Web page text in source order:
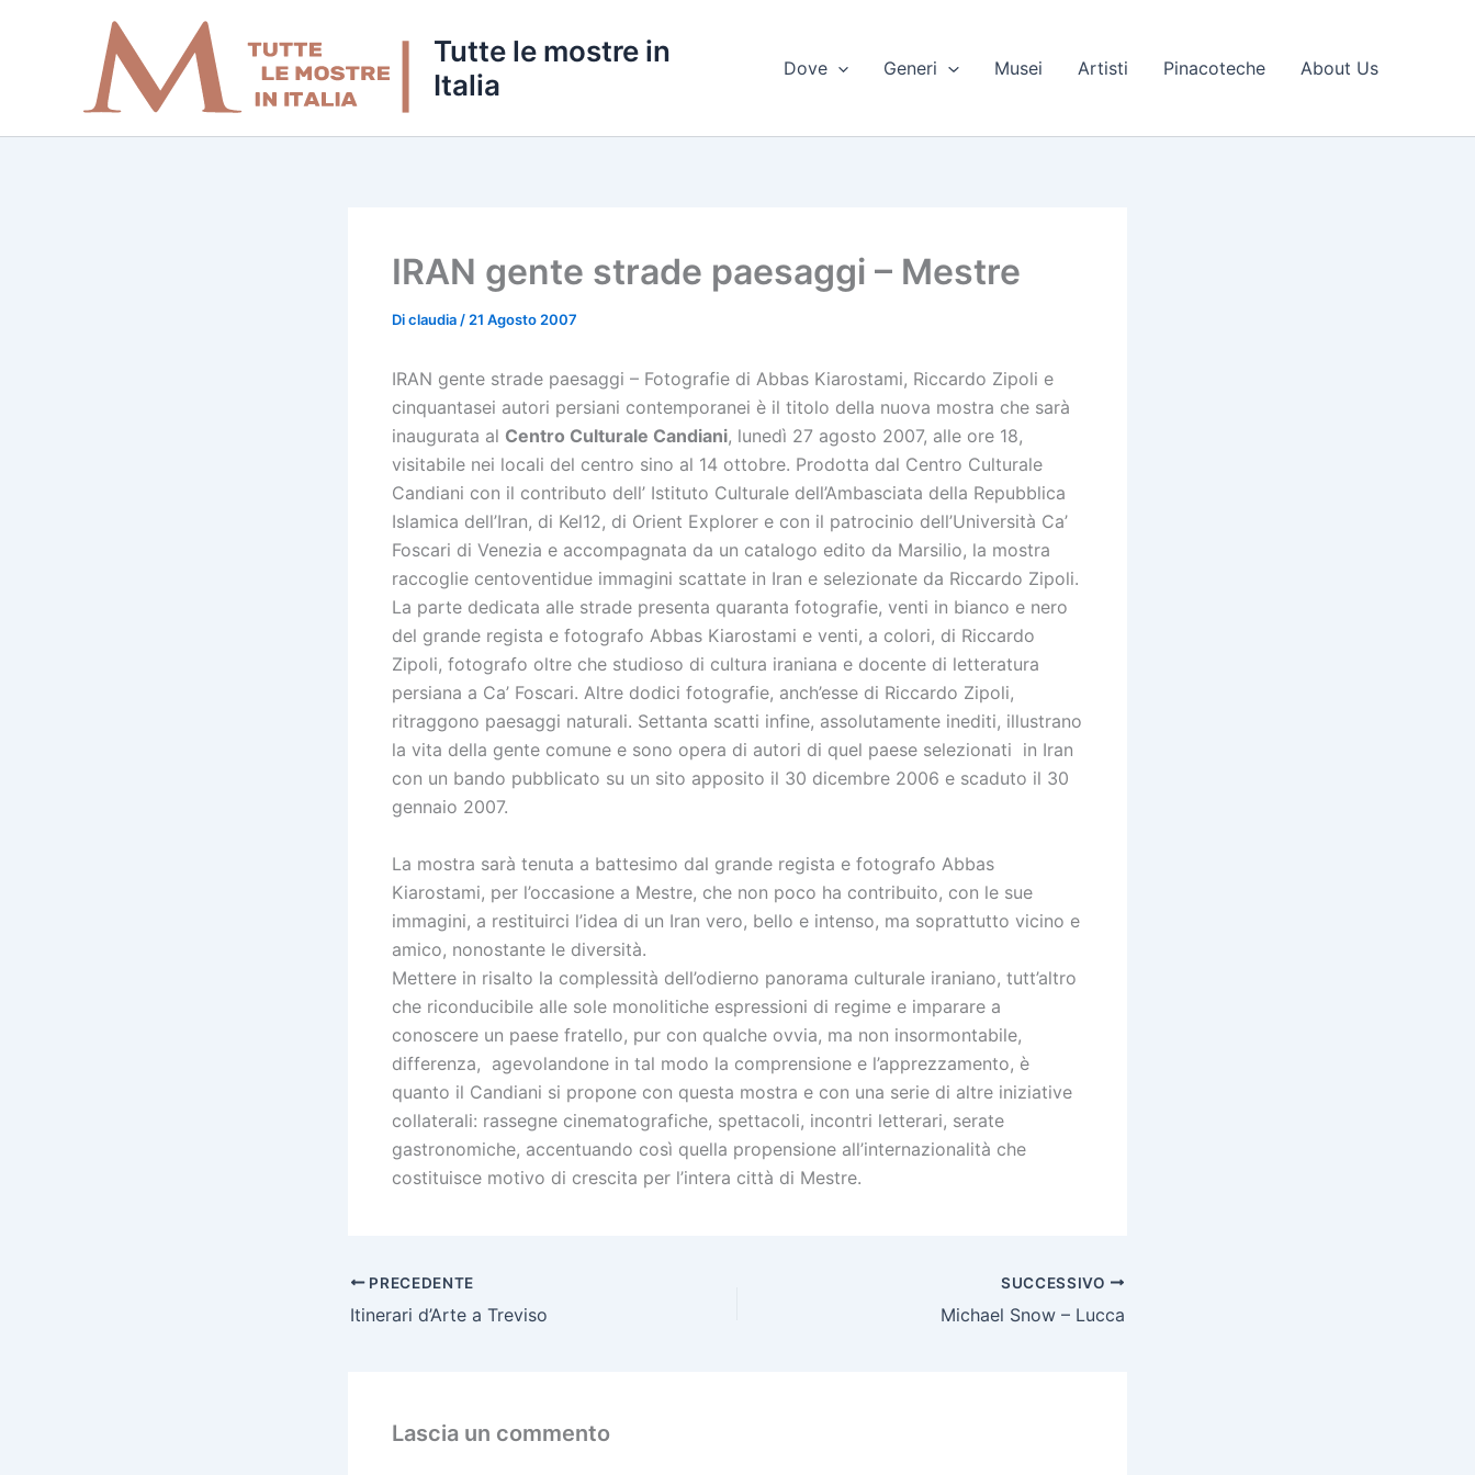
Tutte le mostre in
Italia
Dove Generi Musei Artisti Pinacoteche About Us
IRAN gente strade paesaggi – Mestre
Diclaudia/21 Agosto 2007
IRAN gente strade paesaggi – Fotografie di Abbas Kiarostami, Riccardo Zipoli e
cinquantasei autori persiani contemporanei è il titolo della nuova mostra che sarà
inaugurata al Centro Culturale Candiani, lunedì 27 agosto 2007, alle ore 18,
visitabile nei locali del centro sino al 14 ottobre. Prodotta dal Centro Culturale
Candiani con il contributo dell’ Istituto Culturale dell’Ambasciata della Repubblica
Islamica dell’Iran, di Kel12, di Orient Explorer e con il patrocinio dell’Università Ca’
Foscari di Venezia e accompagnata da un catalogo edito da Marsilio, la mostra
raccoglie centoventidue immagini scattate in Iran e selezionate da Riccardo Zipoli.
La parte dedicata alle strade presenta quaranta fotografie, venti in bianco e nero
del grande regista e fotografo Abbas Kiarostami e venti, a colori, di Riccardo
Zipoli, fotografo oltre che studioso di cultura iraniana e docente di letteratura
persiana a Ca’ Foscari. Altre dodici fotografie, anch’esse di Riccardo Zipoli,
ritraggono paesaggi naturali. Settanta scatti infine, assolutamente inediti, illustrano
la vita della gente comune e sono opera di autori di quel paese selezionati in Iran
con un bando pubblicato su un sito apposito il 30 dicembre 2006 e scaduto il 30
gennaio 2007.
La mostra sarà tenuta a battesimo dal grande regista e fotografo Abbas
Kiarostami, per l’occasione a Mestre, che non poco ha contribuito, con le sue
immagini, a restituirci l’idea di un Iran vero, bello e intenso, ma soprattutto vicino e
amico, nonostante le diversità.
Mettere in risalto la complessità dell’odierno panorama culturale iraniano, tutt’altro
che riconducibile alle sole monolitiche espressioni di regime e imparare a
conoscere un paese fratello, pur con qualche ovvia, ma non insormontabile,
differenza, agevolandone in tal modo la comprensione e l’apprezzamento, è
quanto il Candiani si propone con questa mostra e con una serie di altre iniziative
collaterali: rassegne cinematografiche, spettacoli, incontri letterari, serate
gastronomiche, accentuando così quella propensione all’internazionalità che
costituisce motivo di crescita per l’intera città di Mestre.
PRECEDENTE
Itinerari d’Arte a Treviso
SUCCESSIVO
Michael Snow – Lucca
Lascia un commento